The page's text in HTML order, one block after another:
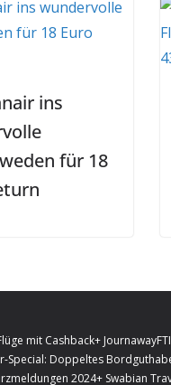
ins
für 18
mit Cashback+ Journaway
Special: Doppeltes
2024+ Swabian